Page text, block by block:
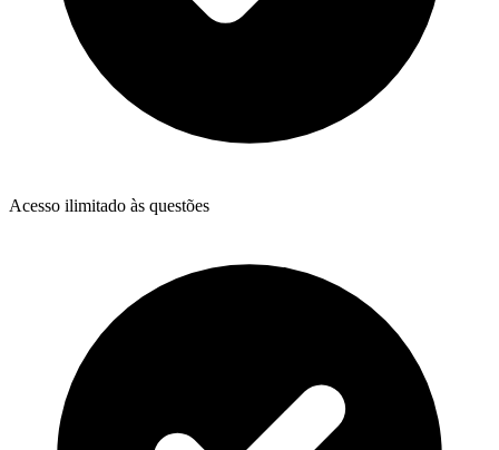
Acesso ilimitado às questões